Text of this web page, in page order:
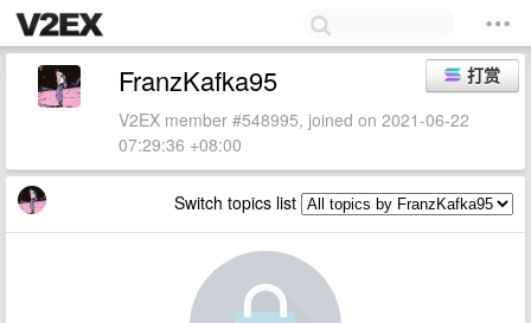
打赏
FranzKafka95
V2EX member #548995, joined on 2021-06-22
07:29:36 +08:00
Switch topics list